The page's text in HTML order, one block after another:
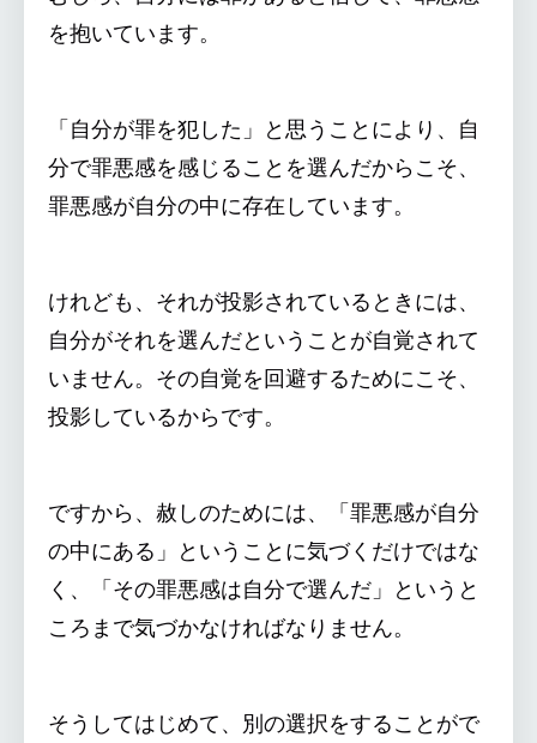
を抱いています。
「自分が罪を犯した」と思うことにより、自
分で罪悪感を感じることを選んだからこそ、
罪悪感が自分の中に存在しています。
けれども、それが投影されているときには、
自分がそれを選んだということが自覚されて
いません。その自覚を回避するためにこそ、
投影しているからです。
ですから、赦しのためには、「罪悪感が自分
の中にある」ということに気づくだけではな
く、「その罪悪感は自分で選んだ」というと
ころまで気づかなければなりません。
そうしてはじめて、別の選択をすることがで